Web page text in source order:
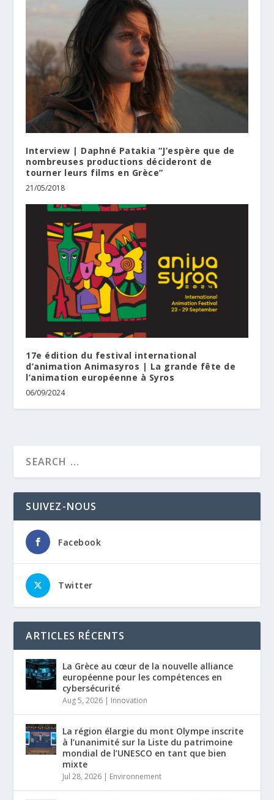
Interview | Daphné Patakia “J’espère que de
nombreuses productions décideront de
tourner leurs films en Grèce”
21/05/2018
17e édition du festival international
d’animation Animasyros | La grande fête de
l’animation européenne à Syros
06/09/2024
SUIVEZ-NOUS
Facebook
Twitter
ARTICLES RÉCENTS
La Grèce au cœur de la nouvelle alliance
européenne pour les compétences en
cybersécurité
Aug 5, 2026 | Innovation
La région élargie du mont Olympe inscrite
à l’unanimité sur la Liste du patrimoine
mondial de l’UNESCO en tant que bien
mixte
Jul 28, 2026 | Environnement